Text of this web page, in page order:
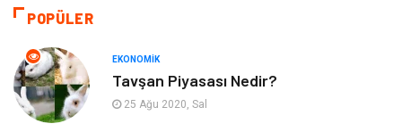
Sağlıklı Yaşam
Otomotiv
Tatil
POPÜLER
EKONOMIK
Tavşan Piyasası Nedir?
25 Ağu 2020, Sal